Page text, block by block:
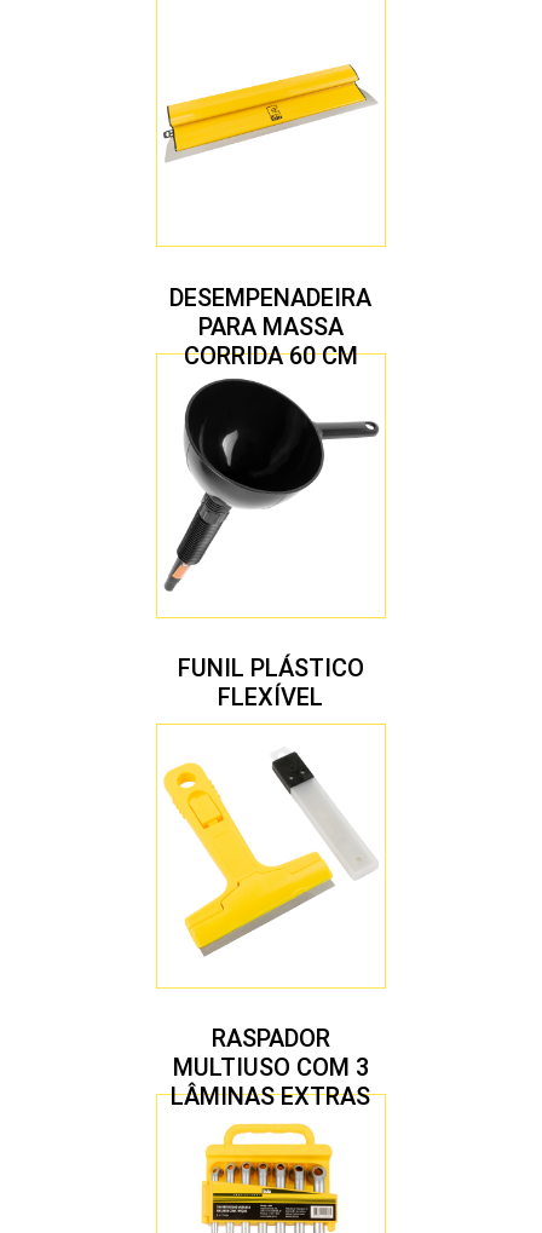
DESEMPENADEIRA
PARA MASSA
CORRIDA 60 CM
FUNIL PLÁSTICO
FLEXÍVEL
RASPADOR
MULTIUSO COM 3
LÂMINAS EXTRAS